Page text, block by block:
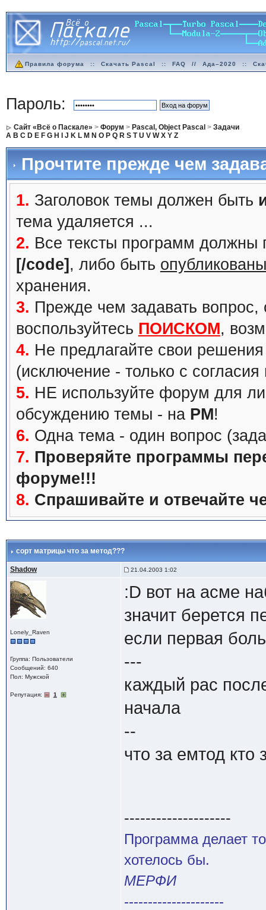
Правила форума :: Скачать Pascal :: FAQ // Ада–2020 ::
Пароль:
Сайт «Всё о Паскале» > Форум > Pascal, Object Pascal > Задачи
A B C D E F G H J K L M N O P Q R S T U V W X Y Z
Прочтите прежде чем
1. Заголовок темы должен быть
тема удаляется ...
2. Все тексты программ должны
[/code] , либо быть
хранения.
3. Прежде чем задавать вопрос,
воспользуйтесь ПОИСКОМ,
4. Не предлагайте свои
(исключение - только с
5. НЕ используйте форум для
обсуждению темы - на PM!
6. Одна тема - один вопрос
7. Проверяйте программы
форуме!!!
8. Спрашивайте и отвечайте
сорт матрицы что за метод???
Shadow 21.04.2003 1:02
Lonely_Raven
Группа: Пользователи
Сообщений: 640
Пол: Мужской
Репутация: 1
:D вот на асме
значит берется
если первая
---
каждый рас
начала
--
что за емтод кто
--------------------
Программа делает
хотелось бы.
МЕРФИ
---------------------